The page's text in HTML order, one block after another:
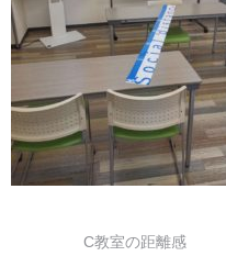
C教室の距離感